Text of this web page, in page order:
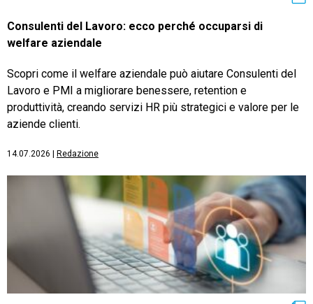
Consulenti del Lavoro: ecco perché occuparsi di
welfare aziendale
Scopri come il welfare aziendale può aiutare Consulenti del
Lavoro e PMI a migliorare benessere, retention e
produttività, creando servizi HR più strategici e valore per le
aziende clienti.
14.07.2026 Redazione